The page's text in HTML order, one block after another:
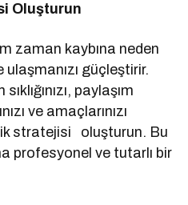
Oluşturun
zaman kaybına neden
güçleştirir.
paylaşım
ve amaçlarınızı
stratejisi oluşturun. Bu
profesyonel ve tutarlı bir